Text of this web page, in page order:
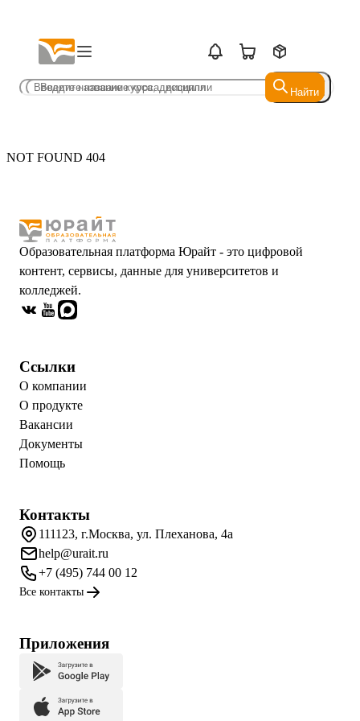
Найти
Найти
NOT FOUND 404
Образовательная платформа Юрайт - это цифровой
контент, сервисы, данные для университетов и
колледжей.
Ссылки
О компании
О продукте
Вакансии
Документы
Помощь
Контакты
111123, г.Москва, ул. Плеханова, 4а
help@urait.ru
+7 (495) 744 00 12
Все контакты
Приложения